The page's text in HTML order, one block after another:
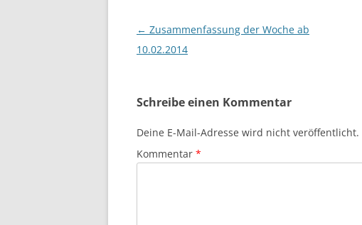
Beitragsnavigation
← Zusammenfassung der Woche ab
10.02.2014
Schreibe einen Kommentar
Deine E-Mail-Adresse wird nicht veröffentlicht.
Kommentar *